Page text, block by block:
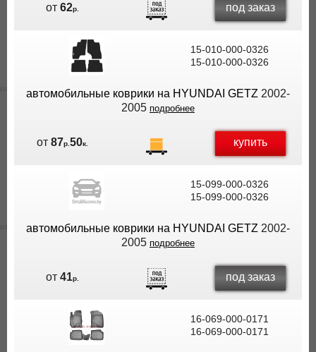
от62р. под заказ
15-010-000-0326
15-010-000-0326
автомобильные коврики на HYUNDAI GETZ 2002-
2005 подробнее
от87р.50к. купить
15-099-000-0326
15-099-000-0326
автомобильные коврики на HYUNDAI GETZ 2002-
2005 подробнее
от41р. под заказ
16-069-000-0171
16-069-000-0171